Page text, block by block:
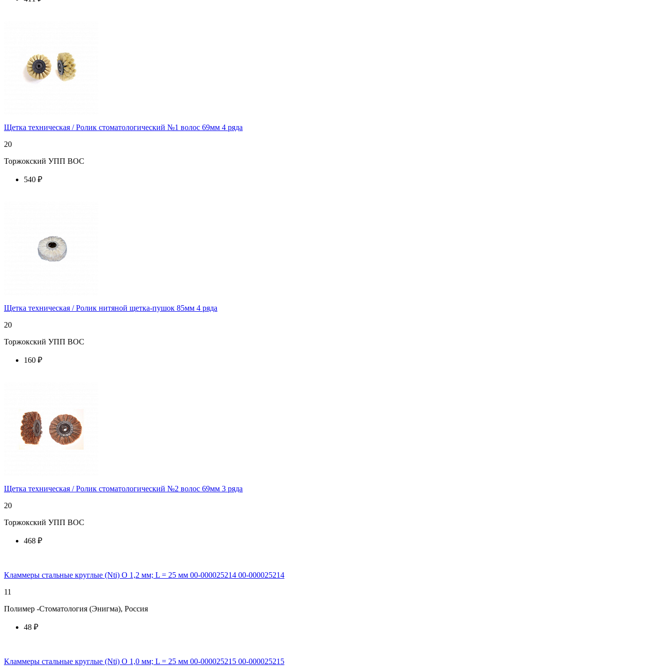
Щетка техническая / Ролик стоматологический №1 волос 69мм 4 ряда
20
Торжокский УПП ВОС
540 ₽
Щетка техническая / Ролик нитяной щетка-пушок 85мм 4 ряда
20
Торжокский УПП ВОС
160 ₽
Щетка техническая / Ролик стоматологический №2 волос 69мм 3 ряда
20
Торжокский УПП ВОС
468 ₽
Кламмеры стальные круглые (Nti) O 1,2 мм; L = 25 мм 00-000025214 00-000025214
11
Полимер -Стоматология (Энигма), Россия
48 ₽
Кламмеры стальные круглые (Nti) O 1,0 мм; L = 25 мм 00-000025215 00-000025215